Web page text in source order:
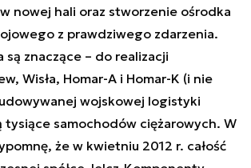
nowej hali oraz stworzenie ośrodka
z prawdziwego zdarzenia.
są znaczące – do realizacji
Wisła, Homar-A i Homar-K (i nie
wojskowej logistyki
tysiące samochodów ciężarowych. W
że w kwietniu 2012 r. całość